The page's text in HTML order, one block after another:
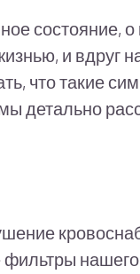
состояние, о
и вдруг
что такие
детально
фильтры